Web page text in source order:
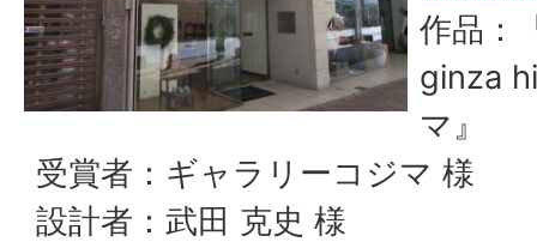
作品：
ginza
マ』
受賞者：ギャラリーコジマ 様
設計者：武田 克史 様